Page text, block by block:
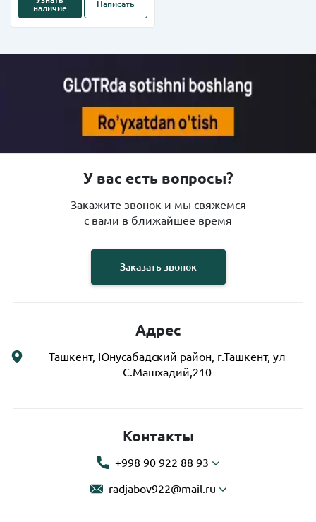
наличие
Написать
У вас есть вопросы?
Закажите звонок и мы свяжемся
с вами в ближайшее время
Заказать звонок
Адрес
Ташкент, Юнусабадский район, г.Ташкент, ул
С.Машхадий,210
Контакты
+998 90 922 88 93
radjabov922@mail.ru